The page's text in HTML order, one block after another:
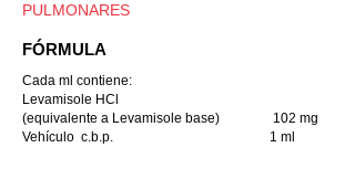
PULMONARES
FÓRMULA
Cada ml contiene:
Levamisole HCl
(equivalente a Levamisole base) 102 mg
Vehículo c.b.p. 1 ml